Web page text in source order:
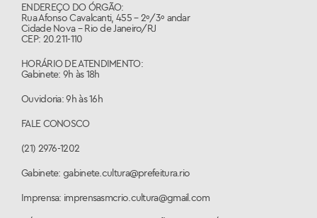
ENDEREÇO DO ÓRGÃO:
Rua Afonso Cavalcanti, 455 – 2º/3º andar
Cidade Nova – Rio de Janeiro/RJ
CEP: 20.211-110
HORÁRIO DE ATENDIMENTO:
Gabinete: 9h às 18h
Ouvidoria: 9h às 16h
FALE CONOSCO
(21) 2976-1202
Gabinete: gabinete.cultura@prefeitura.rio
Imprensa: imprensasmcrio.cultura@gmail.com